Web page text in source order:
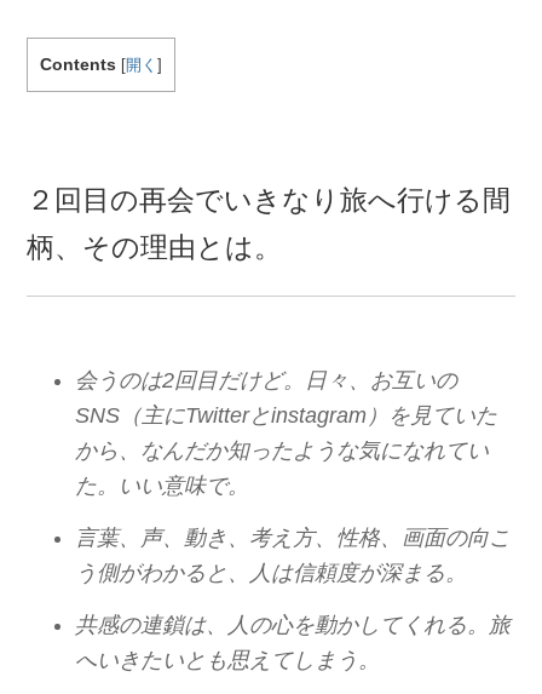
Contents [開く]
２回目の再会でいきなり旅へ行ける間
柄、その理由とは。
会うのは2回目だけど。日々、お互いの
SNS（主にTwitterとinstagram）を見ていた
から、なんだか知ったような気になれてい
た。いい意味で。
言葉、声、動き、考え方、性格、画面の向こ
う側がわかると、人は信頼度が深まる。
共感の連鎖は、人の心を動かしてくれる。旅
へいきたいとも思えてしまう。